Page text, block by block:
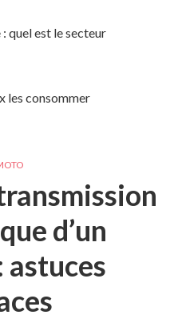
quel est le secteur
les consommer
d’un
astuces